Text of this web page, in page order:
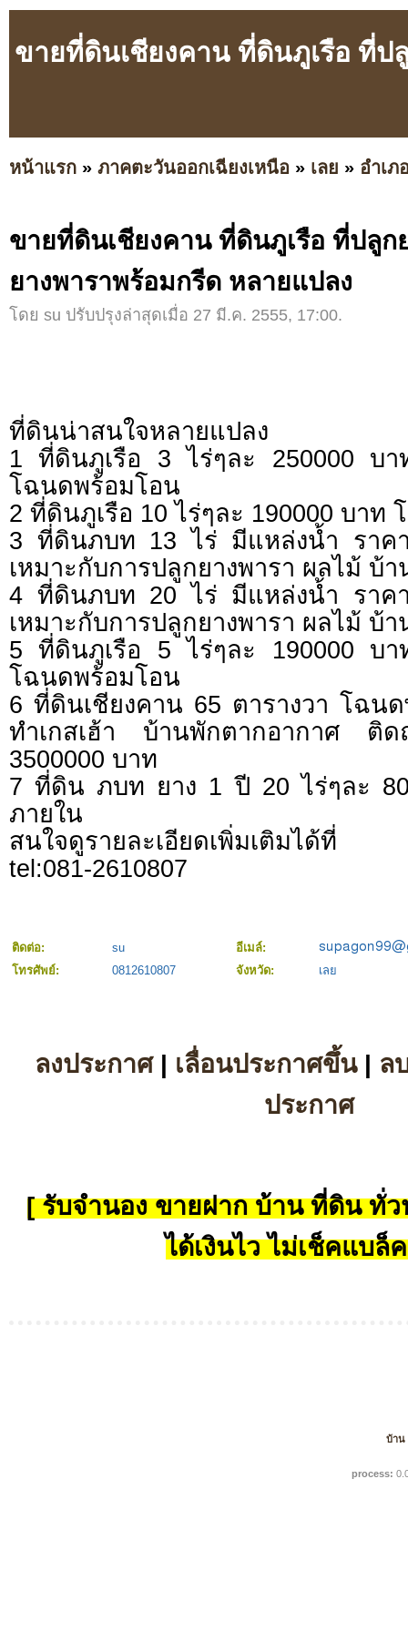
ขายที่ดินเชียงคาน ที่ดินภูเรือ ที่ป
หน้าแรก » ภาคตะวันออกเฉียงเหนือ » เลย » อำเภ
ขายที่ดินเชียงคาน ที่ดินภูเรือ ที่ปลูก
ยางพาราพร้อมกรีด หลายแปลง
โดย su ปรับปรุงล่าสุดเมื่อ 27 มี.ค. 2555, 17:00.
ที่ดินน่าสนใจหลายแปลง
1 ที่ดินภูเรือ 3 ไร่ๆละ 250000 บา
โฉนดพร้อมโอน
2 ที่ดินภูเรือ 10 ไร่ๆละ 190000 บาท
3 ที่ดินภบท 13 ไร่ มีแหล่งน้ำ ราค
เหมาะกับการปลูกยางพารา ผลไม้ บ้
4 ที่ดินภบท 20 ไร่ มีแหล่งน้ำ ราค
เหมาะกับการปลูกยางพารา ผลไม้ บ้
5 ที่ดินภูเรือ 5 ไร่ๆละ 190000 บา
โฉนดพร้อมโอน
6 ที่ดินเชียงคาน 65 ตารางวา โฉน
ทำเกสเฮ้า บ้านพักตากอากาศ ติ
3500000 บาท
7 ที่ดิน ภบท ยาง 1 ปี 20 ไร่ๆละ
ภายใน
สนใจดูรายละเอียดเพิ่มเติมได้ที่
tel:081-2610807
ติดต่อ: su
อีเมล์:
โทรศัพย์:
0812610807 จังหวัด: เลย
ลงประกาศ| เลื่อนประกาศขึ้น| ล
ประกาศ
[ รับจำนอง ขายฝาก บ้าน ที่ดิน ทั่ว
ได้เงินไว ไม่เช็คแบล็
บ้าน
process: